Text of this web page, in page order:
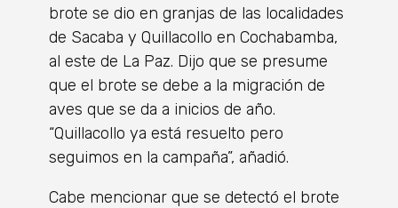
brote se dio en granjas de las localidades
de Sacaba y Quillacollo en Cochabamba,
al este de La Paz. Dijo que se presume
que el brote se debe a la migración de
aves que se da a inicios de año.
“Quillacollo ya está resuelto pero
seguimos en la campaña”, añadió.
Cabe mencionar que se detectó el brote